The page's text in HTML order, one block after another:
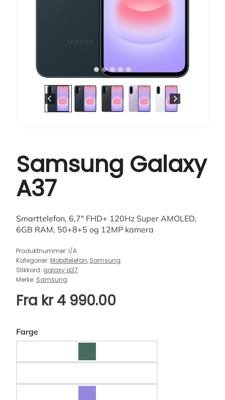
Samsung Galaxy
A37
Smarttelefon, 6,7″ FHD+ 120Hz Super AMOLED,
6GB RAM, 50+8+5 og 12MP kamera
Produktnummer: I/A
Kategorier: Mobiltelefon, Samsung
Stikkord: galaxy a37
Merke: Samsung
Fra kr4 990.00
Farge